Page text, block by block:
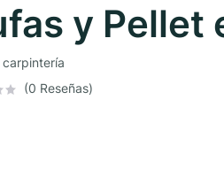
y Pellet
carpintería
(0 Reseñas)